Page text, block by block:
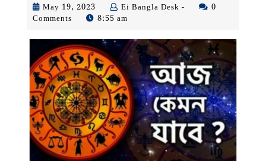
May 19, 2023 May
19,
Ei Bangla Desk -
-
0
Comments
8:55 am